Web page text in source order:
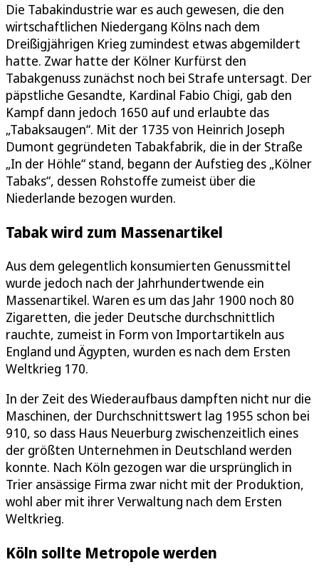
Die Tabakindustrie war es auch gewesen, die den
wirtschaftlichen Niedergang Kölns nach dem
Dreißigjährigen Krieg zumindest etwas abgemildert
hatte. Zwar hatte der Kölner Kurfürst den
Tabakgenuss zunächst noch bei Strafe untersagt. Der
päpstliche Gesandte, Kardinal Fabio Chigi, gab den
Kampf dann jedoch 1650 auf und erlaubte das
„Tabaksaugen“. Mit der 1735 von Heinrich Joseph
Dumont gegründeten Tabakfabrik, die in der Straße
„In der Höhle“ stand, begann der Aufstieg des „Kölner
Tabaks“, dessen Rohstoffe zumeist über die
Niederlande bezogen wurden.
Tabak wird zum Massenartikel
Aus dem gelegentlich konsumierten Genussmittel
wurde jedoch nach der Jahrhundertwende ein
Massenartikel. Waren es um das Jahr 1900 noch 80
Zigaretten, die jeder Deutsche durchschnittlich
rauchte, zumeist in Form von Importartikeln aus
England und Ägypten, wurden es nach dem Ersten
Weltkrieg 170.
In der Zeit des Wiederaufbaus dampften nicht nur die
Maschinen, der Durchschnittswert lag 1955 schon bei
910, so dass Haus Neuerburg zwischenzeitlich eines
der größten Unternehmen in Deutschland werden
konnte. Nach Köln gezogen war die ursprünglich in
Trier ansässige Firma zwar nicht mit der Produktion,
wohl aber mit ihrer Verwaltung nach dem Ersten
Weltkrieg.
Köln sollte Metropole werden